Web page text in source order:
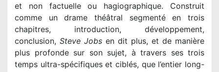
et non factuelle ou hagiographique. Construit
comme un drame théâtral segmenté en trois
chapitres, introduction, développement,
conclusion, Steve Jobs en dit plus, et de manière
plus profonde sur son sujet, à travers ses trois
temps ultra-spécifiques et ciblés, que l’entier long-